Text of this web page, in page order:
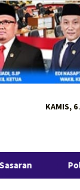
KAMIS, 6
Polda Babel